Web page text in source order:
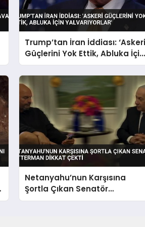
Trump’tan İran İddiası:
Güçlerini Yok Ettik, Abluka İçin
Yalvarıyorlar’
Netanyahu’nun Karşısına
Şortla Çıkan Senatör
Fetterman Dikkat Çekti